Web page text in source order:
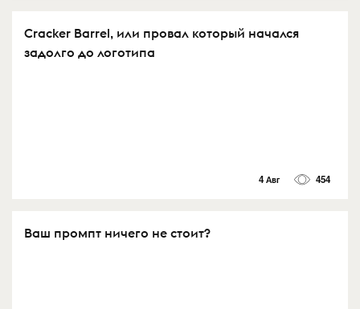
Cracker Barrel, или провал который начался
задолго до логотипа
4 Авг 454
Ваш промпт ничего не стоит?